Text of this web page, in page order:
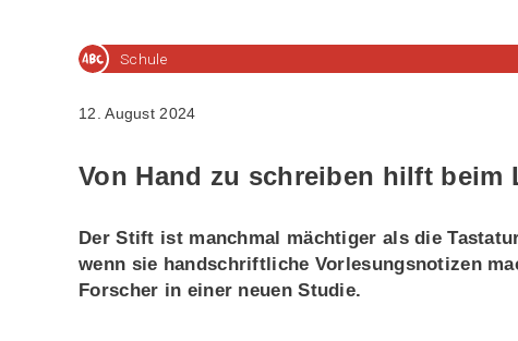
Schule
12. August 2024
Von Hand zu schreiben hilft beim
Der Stift ist manchmal mächtiger als die
wenn sie handschriftliche Vorlesungsnotizen
Forscher in einer neuen Studie.